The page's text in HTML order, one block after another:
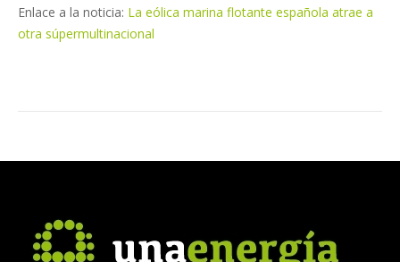
Enlace a la noticia: La eólica marina flotante española atrae a
otra súpermultinacional